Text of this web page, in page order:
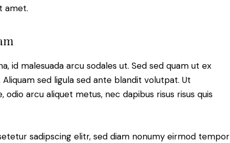
amet.
id malesuada arcu sodales ut. Sed sed quam ut ex
sed ligula sed ante blandit volutpat. Ut
arcu aliquet metus, nec dapibus risus risus quis
sadipscing elitr, sed diam nonumy eirmod tempor